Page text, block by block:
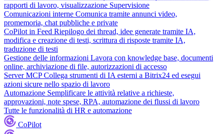
rapporti di lavoro, visualizzazione Supervisione
Comunicazioni interne Comunica tramite annunci video,
promemoria, chat pubbliche e private
CoPilot in Feed Riepilogo dei thread, idee generate tramite IA,
modifica e creazione di testi, scrittura di risposte tramite IA,
traduzione di testi
Gestione delle informazioni Lavora con knowledge base, documenti
online, archiviazione di file, autorizzazioni di accesso
Server MCP Collega strumenti di IA esterni a Bitrix24 ed esegui
azioni sicure nello spazio di lavoro
Automazione Semplificare le attività relative a richieste,
approvazioni, note spese, RPA, automazione dei flussi di lavoro
Tutte le funzionalità di HR e automazione
CoPilot